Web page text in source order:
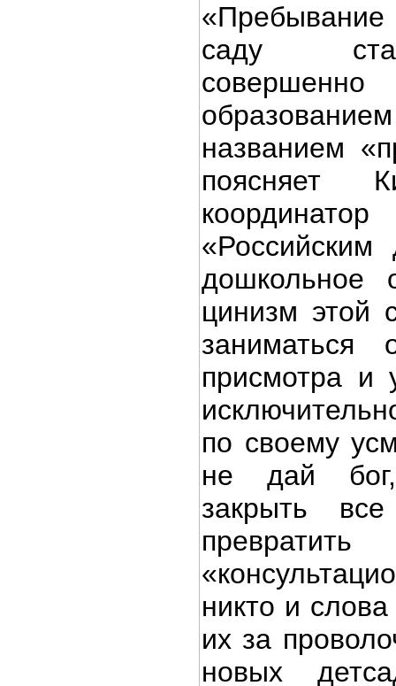
саду
названием
поясняет
дошкольное
цинизм этой
заниматься
присмотра и
по своему
не дай
закрыть
никто и
их за
новых